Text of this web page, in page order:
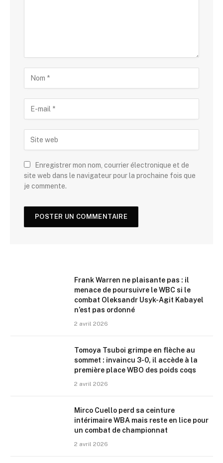
Enregistrer mon nom, courrier électronique et de
site web dans le navigateur pour la prochaine fois que
je commente.
Frank Warren ne plaisante pas : il
menace de poursuivre le WBC si le
combat Oleksandr Usyk-Agit Kabayel
n’est pas ordonné
2 avril 2026
Tomoya Tsuboi grimpe en flèche au
sommet : invaincu 3-0, il accède à la
première place WBO des poids coqs
2 avril 2026
Mirco Cuello perd sa ceinture
intérimaire WBA mais reste en lice pour
un combat de championnat
2 avril 2026